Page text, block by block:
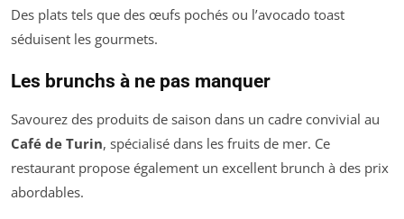
Des plats tels que des œufs pochés ou l’avocado toast
séduisent les gourmets.
Les brunchs à ne pas manquer
Savourez des produits de saison dans un cadre convivial au
Café de Turin, spécialisé dans les fruits de mer. Ce
restaurant propose également un excellent brunch à des prix
abordables.